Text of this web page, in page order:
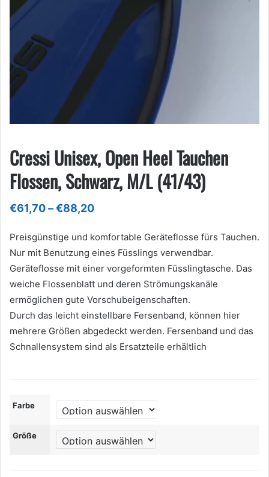
Cressi Unisex, Open Heel Tauchen
Flossen, Schwarz, M/L (41/43)
€61,70–€88,20Preisspanne:
bis
Preisgünstige und komfortable Geräteflosse fürs Tauchen.
Nur mit Benutzung eines Füsslings verwendbar.
Geräteflosse mit einer vorgeformten Füsslingtasche. Das
weiche Flossenblatt und deren Strömungskanäle
ermöglichen gute Vorschubeigenschaften.
Durch das leicht einstellbare Fersenband, können hier
mehrere Größen abgedeckt werden. Fersenband und das
Schnallensystem sind als Ersatzteile erhältlich
Farbe
Größe